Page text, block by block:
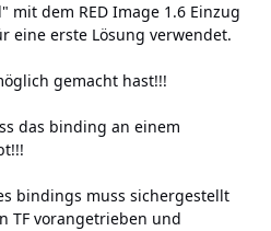
mit dem RED Image 1.6 Einzug
eine erste Lösung verwendet.
gemacht hast!!!
das binding an einem
bindings muss sichergestellt
TF vorangetrieben und